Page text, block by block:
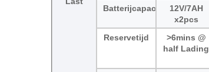
Batterijcapaciteit12V/7AH
x2pcs
Reservetijd >6mins @
half Lading